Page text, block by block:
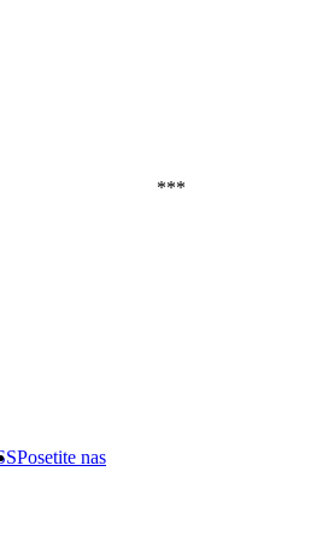
***
Posetite nas